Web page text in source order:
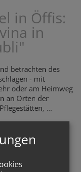
in Öffis:
in
betrachten des
- mit
oder am Heimweg
an Orten der
...